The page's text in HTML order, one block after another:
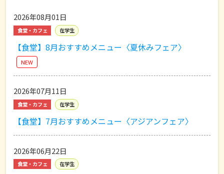
2026年08月01日
食堂・カフェ 在学生
【食堂】8月おすすめメニュー〈夏休みフェア〉
NEW
2026年07月11日
食堂・カフェ 在学生
【食堂】7月おすすめメニュー〈アジアンフェア〉
2026年06月22日
食堂・カフェ 在学生